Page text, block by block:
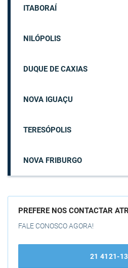
ITABORAÍ
NILÓPOLIS
DUQUE DE CAXIAS
NOVA IGUAÇU
TERESÓPOLIS
NOVA FRIBURGO
PREFERE NOS CONTACTAR
FALE CONOSCO AGORA!
21 4121-